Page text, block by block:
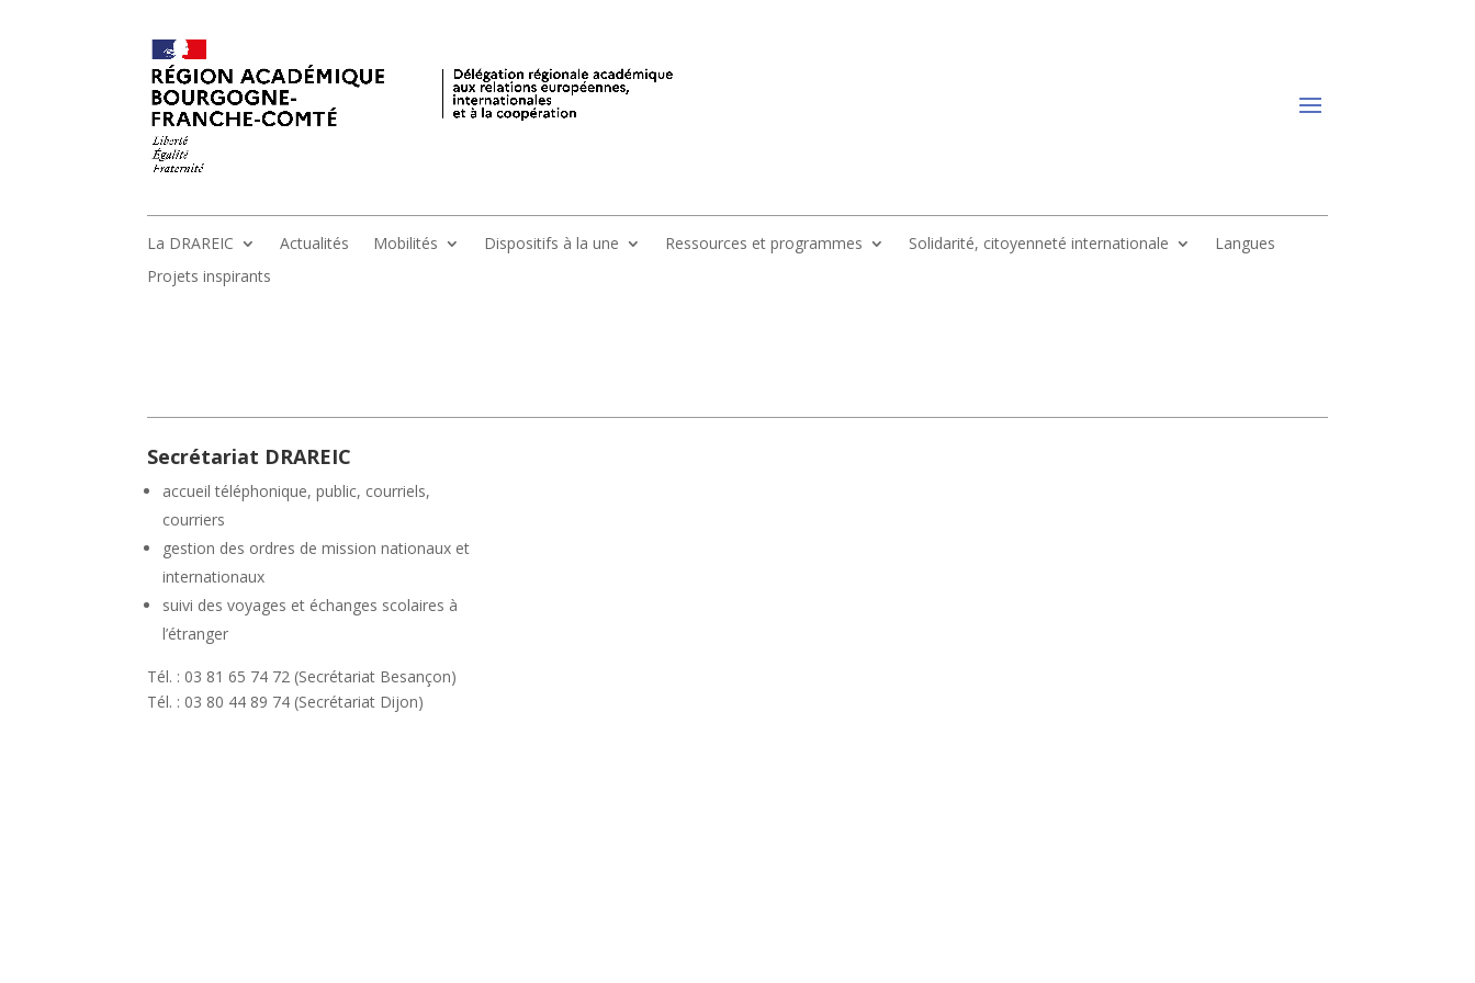
La DRAREIC Actualités Mobilités Dispositifs à la une Ressources et programmes Solidarité, citoyenneté internationale
Langues
Projets inspirants
Secrétariat DRAREIC
accueil téléphonique, public, courriels,
courriers
gestion des ordres de mission nationaux et
internationaux
suivi des voyages et échanges scolaires à
l’étranger
Tél. : 03 81 65 74 72 (Secrétariat Besançon)
Tél. : 03 80 44 89 74 (Secrétariat Dijon)